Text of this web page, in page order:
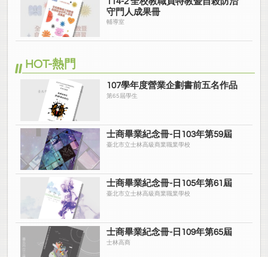
守門人成果冊
輔導室
HOT-熱門
107學年度營業企劃書前五名作品
第65屆學生
士商畢業紀念冊-日103年第59屆
臺北市立士林高級商業職業學校
士商畢業紀念冊-日105年第61屆
臺北市立士林高級商業職業學校
士商畢業紀念冊-日109年第65屆
士林高商